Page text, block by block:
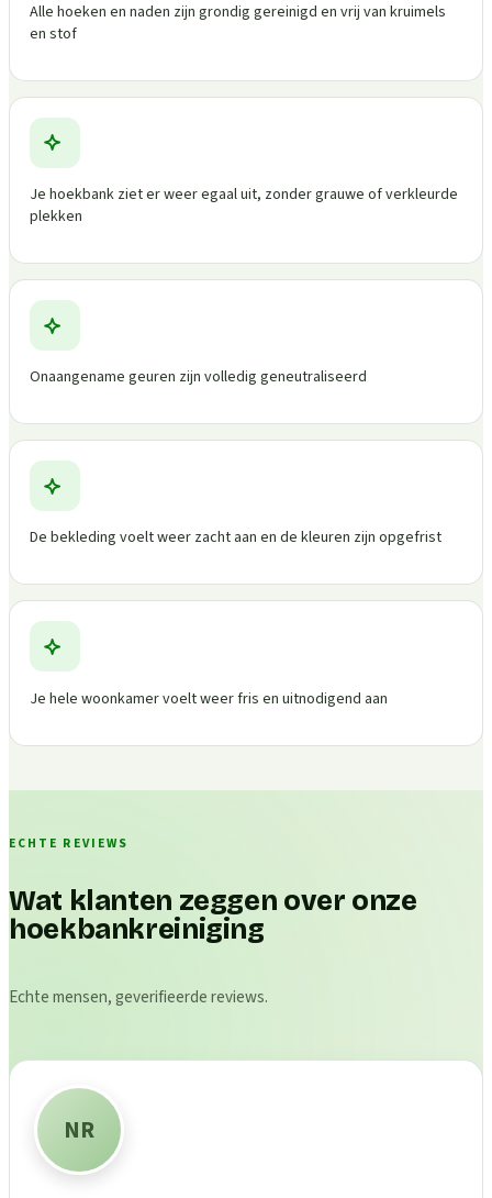
Alle hoeken en naden zijn grondig gereinigd en vrij van kruimels
en stof
Je hoekbank ziet er weer egaal uit, zonder grauwe of verkleurde
plekken
Onaangename geuren zijn volledig geneutraliseerd
De bekleding voelt weer zacht aan en de kleuren zijn opgefrist
Je hele woonkamer voelt weer fris en uitnodigend aan
ECHTE REVIEWS
Wat klanten zeggen over onze
hoekbankreiniging
Echte mensen, geverifieerde reviews.
NR